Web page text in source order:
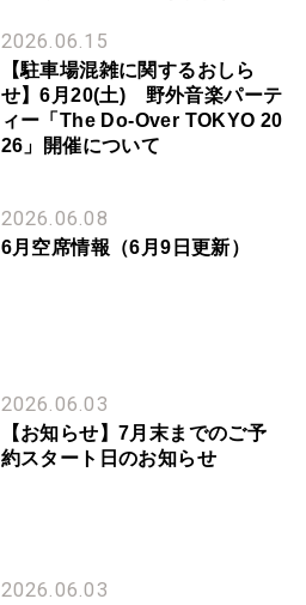
2026.06.15
【駐車場混雑に関するおしら
せ】6月20(土) 野外音楽パーテ
ィー「The Do-Over TOKYO 20
26」開催について
2026.06.08
6月空席情報（6月9日更新）
2026.06.03
【お知らせ】7月末までのご予
約スタート日のお知らせ
2026.06.03